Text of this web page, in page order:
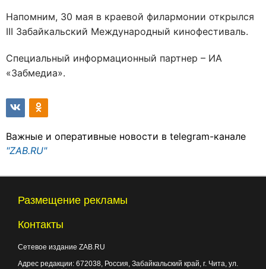
Напомним, 30 мая в краевой филармонии открылся
III Забайкальский Международный кинофестиваль.
Специальный информационный партнер – ИА
«Забмедиа».
Важные и оперативные новости в telegram-канале
"ZAB.RU"
Размещение рекламы
Контакты
Сетевое издание ZAB.RU
Адрес редакции: 672038, Россия, Забайкальский край, г. Чита, ул.